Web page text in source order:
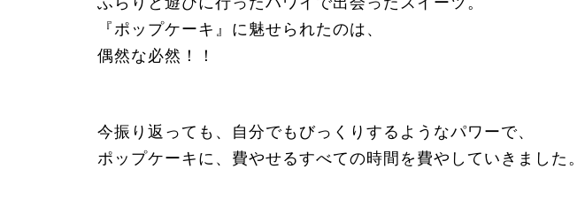
『ポップケーキ』に魅せられたのは、
偶然な必然！！
今振り返っても、自分でもびっくりするようなパワーで、
ポップケーキに、費やせるすべての時間を費やしていきました。